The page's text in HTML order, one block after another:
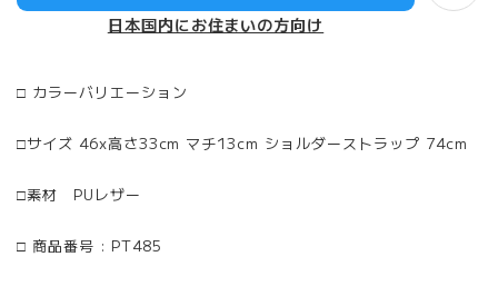
日本国内にお住まいの方向け
□ カラーバリエーション
□サイズ 46x高さ33cm マチ13cm ショルダーストラップ 74cm
□素材 PUレザー
□ 商品番号 : PT485